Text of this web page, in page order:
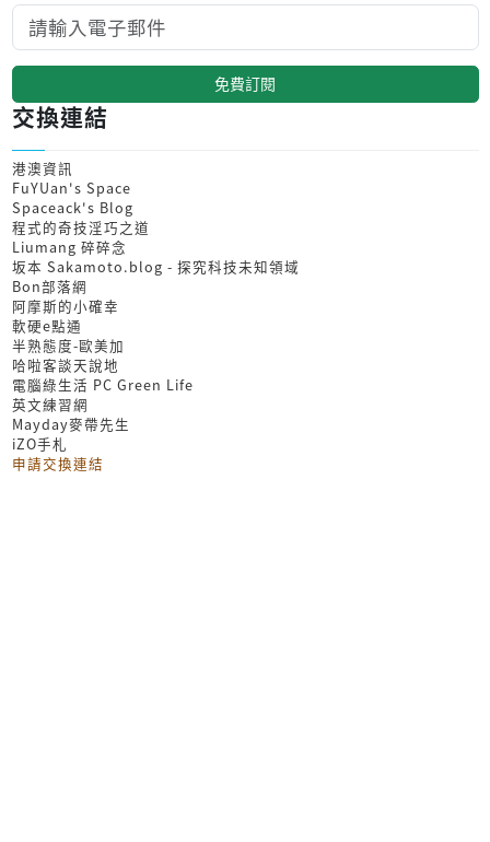
免費訂閱
交換連結
港澳資訊
FuYUan's Space
Spaceack's Blog
程式的奇技淫巧之道
Liumang 碎碎念
坂本 Sakamoto.blog - 探究科技未知領域
Bon部落網
阿摩斯的小確幸
軟硬e點通
半熟態度-歐美加
哈啦客談天說地
電腦綠生活 PC Green Life
英文練習網
Mayday麥帶先生
iZO手札
申請交換連結